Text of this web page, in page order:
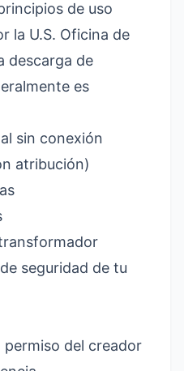
de uso
la U.S. Oficina de
descarga de
es
sin conexión
atribución)
seguridad de tu
permiso del creador